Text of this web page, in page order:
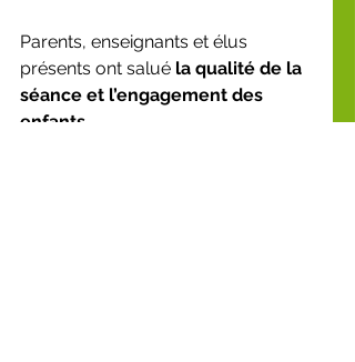
Parents, enseignants et élus
présents ont salué la qualité de la
séance et l’engagement des
enfants